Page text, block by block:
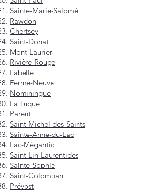
Sainte-Marie-Salomé
Rawdon
Chertsey
Saint-Donat
Mont-Laurier
Rivière-Rouge
Labelle
Ferme-Neuve
Nominingue
La Tuque
Parent
Saint-Michel-des-Saints
Sainte-Anne-du-Lac
Lac-Mégantic
Saint-Lin-Laurentides
Sainte-Sophie
Saint-Colomban
Prévost